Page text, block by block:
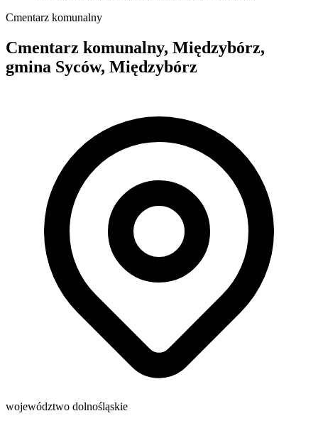
Cmentarz komunalny
Cmentarz komunalny, Międzybórz,
gmina Syców, Międzybórz
województwo dolnośląskie